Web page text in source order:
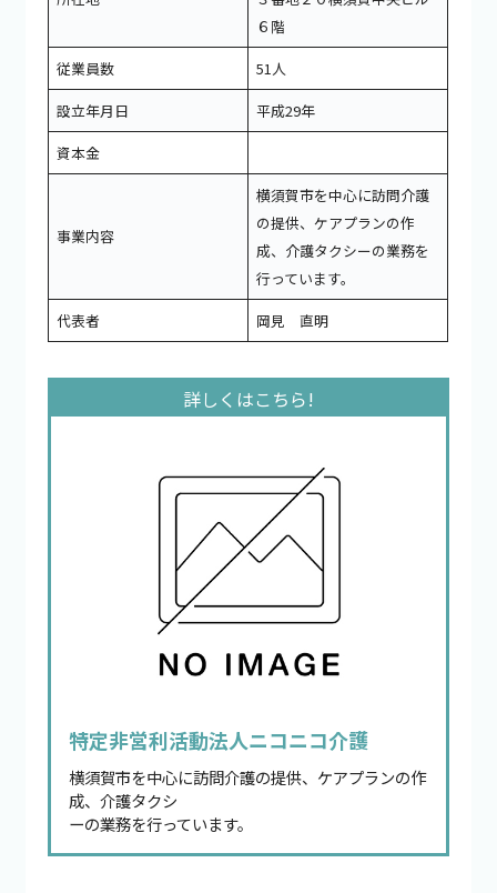
６階
従業員数
51人
設立年月日
平成29年
資本金
事業内容
横須賀市を中心に訪問介護
の提供、ケアプランの作
成、介護タクシーの業務を
行っています。
代表者
岡見 直明
特定非営利活動法人ニコニコ介護
横須賀市を中心に訪問介護の提供、ケアプランの作
成、介護タクシ
ーの業務を行っています。